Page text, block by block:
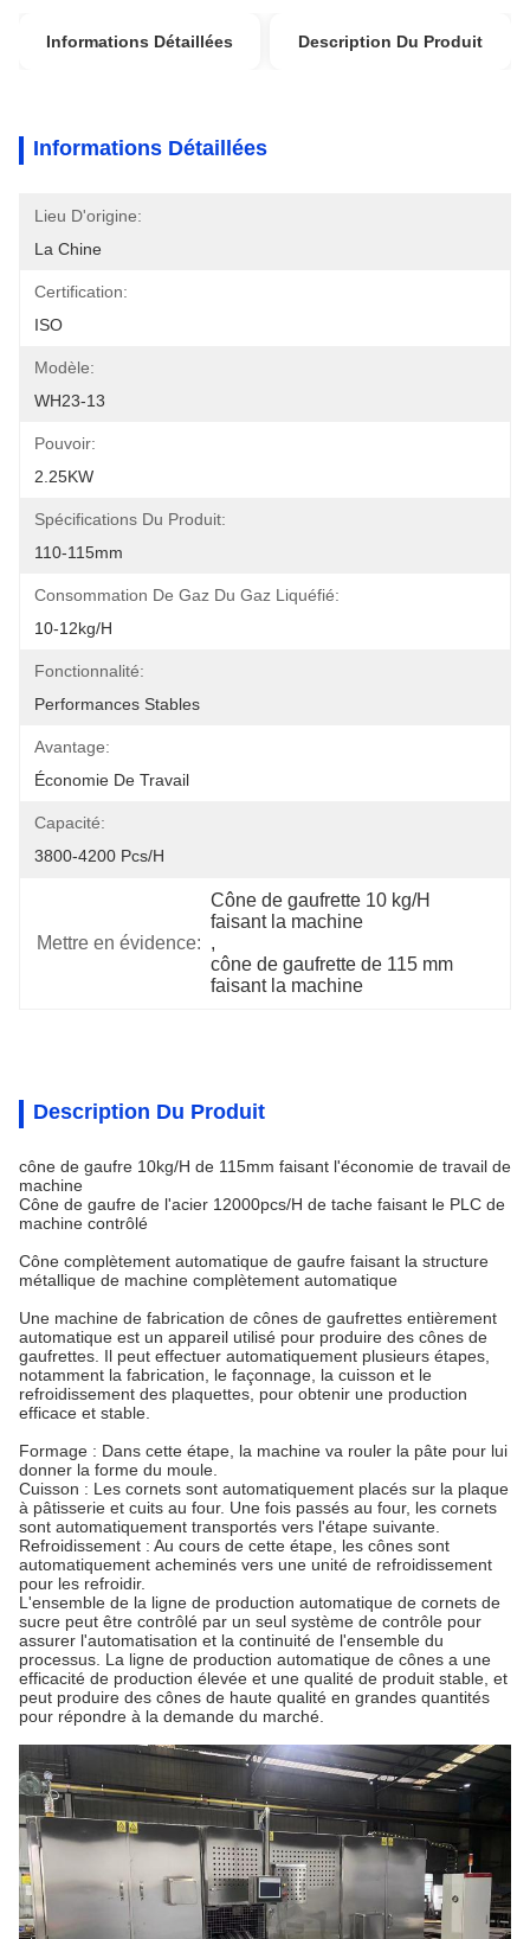
Informations Détaillées Description Du Produit
Informations Détaillées
Lieu D'origine:
La Chine
Certification:
ISO
Modèle:
WH23-13
Pouvoir:
2.25KW
Spécifications Du Produit:
110-115mm
Consommation De Gaz Du Gaz Liquéfié:
10-12kg/h
Fonctionnalité:
Performances Stables
Avantage:
Économie De Travail
Capacité:
3800-4200 Pcs/h
Mettre en évidence:
Cône de gaufrette 10 kg/H
faisant la machine
,
cône de gaufrette de 115 mm
faisant la machine
Description Du Produit
cône de gaufre 10kg/H de 115mm faisant l'économie de travail de
machine
Cône de gaufre de l'acier 12000pcs/H de tache faisant le PLC de
machine contrôlé
Cône complètement automatique de gaufre faisant la structure
métallique de machine complètement automatique
Une machine de fabrication de cônes de gaufrettes entièrement
automatique est un appareil utilisé pour produire des cônes de
gaufrettes. Il peut effectuer automatiquement plusieurs étapes,
notamment la fabrication, le façonnage, la cuisson et le
refroidissement des plaquettes, pour obtenir une production
efficace et stable.
Formage : Dans cette étape, la machine va rouler la pâte pour lui
donner la forme du moule.
Cuisson : Les cornets sont automatiquement placés sur la plaque
à pâtisserie et cuits au four. Une fois passés au four, les cornets
sont automatiquement transportés vers l'étape suivante.
Refroidissement : Au cours de cette étape, les cônes sont
automatiquement acheminés vers une unité de refroidissement
pour les refroidir.
L'ensemble de la ligne de production automatique de cornets de
sucre peut être contrôlé par un seul système de contrôle pour
assurer l'automatisation et la continuité de l'ensemble du
processus. La ligne de production automatique de cônes a une
efficacité de production élevée et une qualité de produit stable, et
peut produire des cônes de haute qualité en grandes quantités
pour répondre à la demande du marché.